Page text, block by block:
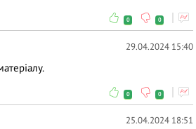
0 0
29.04.2024 15:40
0 0
25.04.2024 18:51